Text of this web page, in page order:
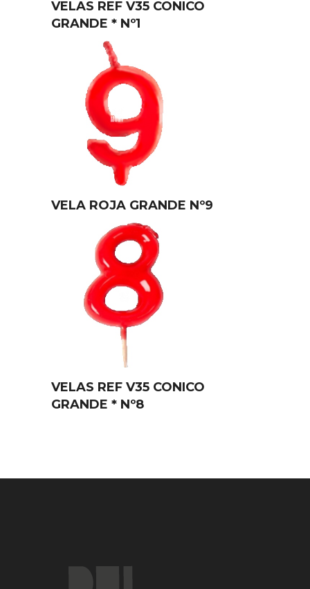
VELAS REF V35 CONICO
GRANDE * Nº1
VELA ROJA GRANDE Nº9
VELAS REF V35 CONICO
GRANDE * Nº8